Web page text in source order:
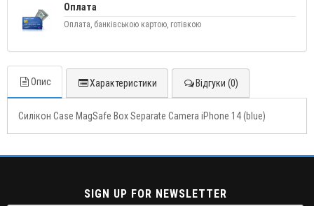
Оплата
Оплата, банківською картою, готівкою
Опис Характеристики Відгуки (0)
Силікон Case MagSafe Box Separate Camera iPhone 14 (blue)
SIGN UP FOR NEWSLETTER